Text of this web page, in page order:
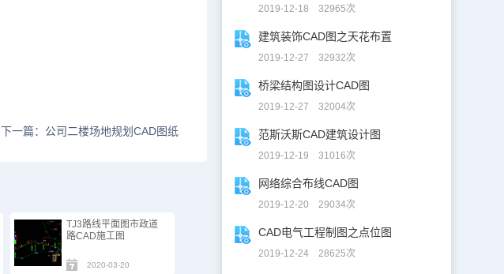
下一篇：公司二楼场地规划CAD图纸
TJ3路线平面图市政道
路CAD施工图
2020-03-20
2019-12-18 32965次
建筑装饰CAD图之天花布置
2019-12-27 32932次
桥梁结构图设计CAD图
2019-12-27 32004次
范斯沃斯CAD建筑设计图
2019-12-19 31016次
网络综合布线CAD图
2019-12-20 29034次
CAD电气工程制图之点位图
2019-12-24 28625次